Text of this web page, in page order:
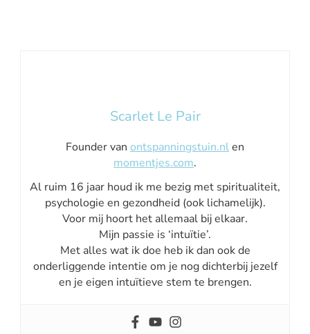
Scarlet Le Pair
Founder van ontspanningstuin.nlen
momentjes.com.
Al ruim 16 jaar houd ik me bezig met spiritualiteit,
psychologie en gezondheid (ook lichamelijk).
Voor mij hoort het allemaal bij elkaar.
Mijn passie is ‘intuïtie’.
Met alles wat ik doe heb ik dan ook de
onderliggende intentie om je nog dichterbij jezelf
en je eigen intuïtieve stem te brengen.